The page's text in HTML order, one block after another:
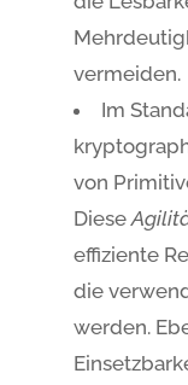
vermeiden.
Im
von
Diese
effiziente
die
werden.